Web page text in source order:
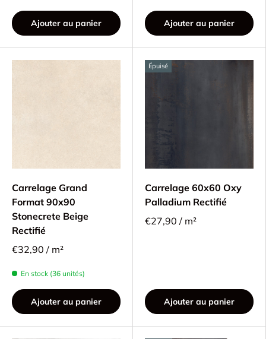
Ajouter au panier Ajouter au panier
Carrelage Grand
Format 90x90
Stonecrete Beige
Rectifié
€32,90 / m²
En stock (36 unités)
Ajouter au panier
Épuisé
Carrelage 60x60 Oxy
Palladium Rectifié
€27,90 / m²
Ajouter au panier